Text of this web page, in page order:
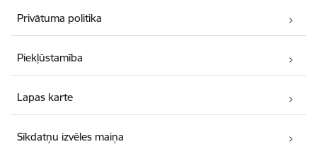
Privātuma politika
Piekļūstamība
Lapas karte
Sīkdatņu izvēles maiņa